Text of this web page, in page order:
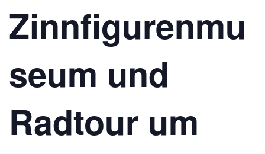
Zinnfigurenmu
seum und
Radtour um